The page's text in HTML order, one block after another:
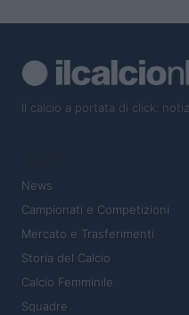
Il calcio a portata di click:
News
Campionati e Competizioni
Mercato e Trasferimenti
Storia del Calcio
Calcio Femminile
Squadre